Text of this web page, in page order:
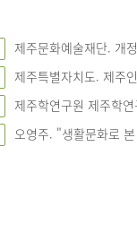
제주문화예술재단. 개
제주특별자치도. 제주
제주학연구원 제주학
오영주. "생활문화로